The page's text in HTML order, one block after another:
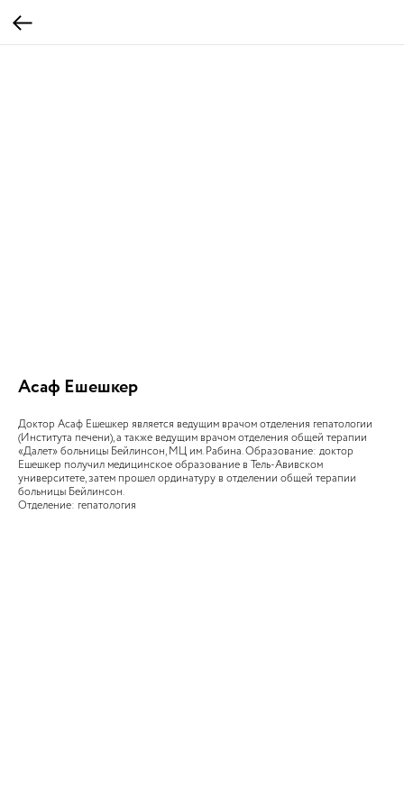
Асаф Ешешкер
Доктор Асаф Ешешкер является ведущим врачом отделения гепатологии
(Института печени), а также ведущим врачом отделения общей терапии
«Далет» больницы Бейлинсон, МЦ им. Рабина. Образование: доктор
Ешешкер получил медицинское образование в Тель-Авивском
университете, затем прошел ординатуру в отделении общей терапии
больницы Бейлинсон.
Отделение: гепатология